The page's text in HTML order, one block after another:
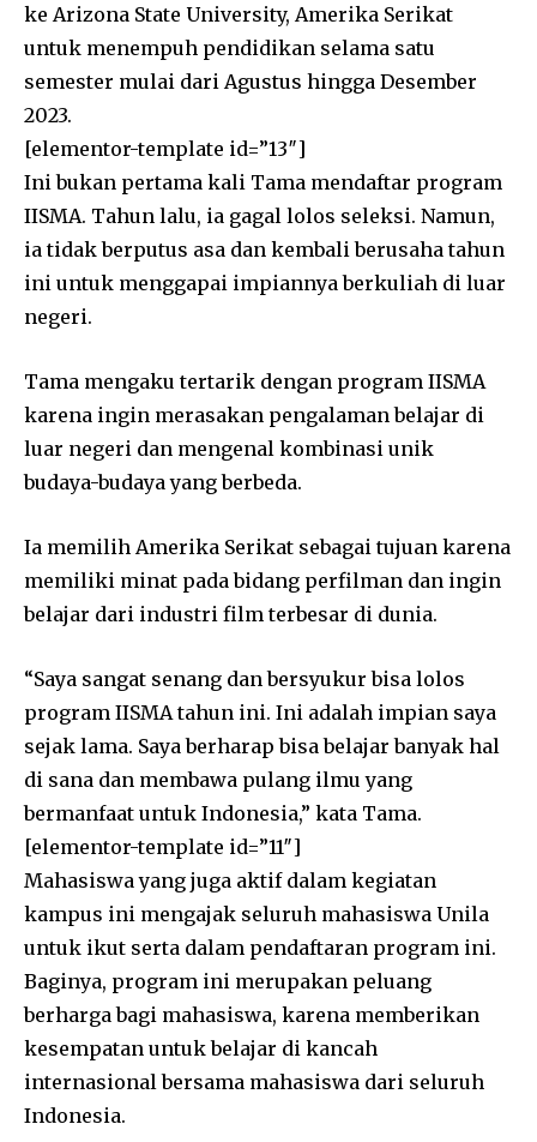
ke Arizona State University, Amerika Serikat
untuk menempuh pendidikan selama satu
semester mulai dari Agustus hingga Desember
2023.
[elementor-template id=”13″]
Ini bukan pertama kali Tama mendaftar program
IISMA. Tahun lalu, ia gagal lolos seleksi. Namun,
ia tidak berputus asa dan kembali berusaha tahun
ini untuk menggapai impiannya berkuliah di luar
negeri.
Tama mengaku tertarik dengan program IISMA
karena ingin merasakan pengalaman belajar di
luar negeri dan mengenal kombinasi unik
budaya-budaya yang berbeda.
Ia memilih Amerika Serikat sebagai tujuan karena
memiliki minat pada bidang perfilman dan ingin
belajar dari industri film terbesar di dunia.
“Saya sangat senang dan bersyukur bisa lolos
program IISMA tahun ini. Ini adalah impian saya
sejak lama. Saya berharap bisa belajar banyak hal
di sana dan membawa pulang ilmu yang
bermanfaat untuk Indonesia,” kata Tama.
[elementor-template id=”11″]
Mahasiswa yang juga aktif dalam kegiatan
kampus ini mengajak seluruh mahasiswa Unila
untuk ikut serta dalam pendaftaran program ini.
Baginya, program ini merupakan peluang
berharga bagi mahasiswa, karena memberikan
kesempatan untuk belajar di kancah
internasional bersama mahasiswa dari seluruh
Indonesia.